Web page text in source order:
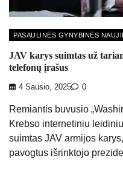
PASAULINĖS GYNYBINĖS
JAV karys suimtas už
telefonų įrašus
4 Sausio, 2025 0
Remiantis buvusio
Krebso internetiniu
suimtas JAV armijos
pavogtus išrinktojo